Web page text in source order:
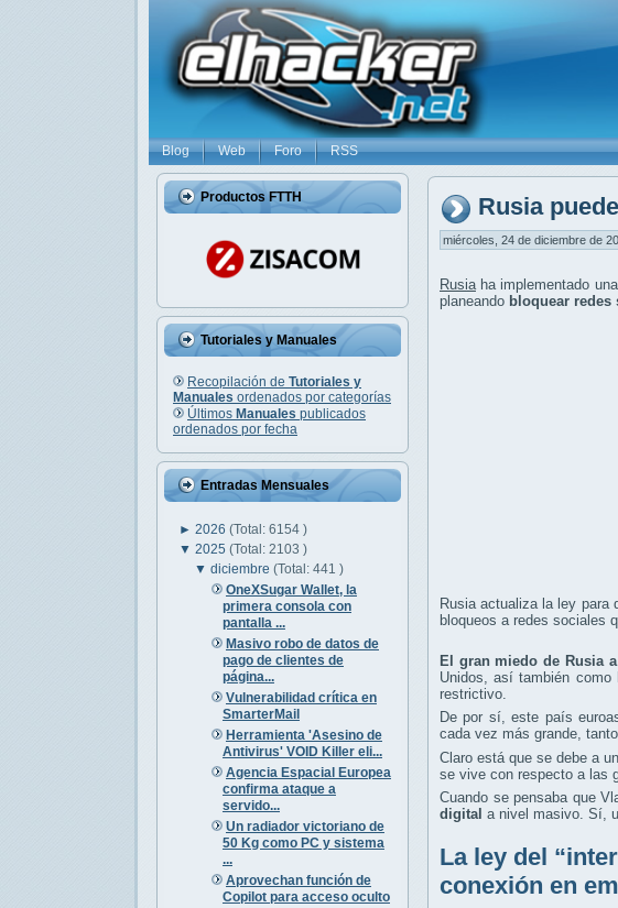
Blog Web Foro RSS
Productos FTTH
Tutoriales y Manuales
Recopilación de Tutoriales y
Manuales ordenados por categorías
Últimos Manuales publicados
ordenados por fecha
Entradas Mensuales
► 2026 (Total: 6154 )
▼ 2025 (Total: 2103 )
▼diciembre(Total: 441 )
OneXSugar Wallet, la
primera consola con
pantalla ...
Masivo robo de datos de
pago de clientes de
página...
Vulnerabilidad crítica en
SmarterMail
Herramienta 'Asesino de
Antivirus' VOID Killer eli...
Agencia Espacial Europea
confirma ataque a
servido...
Un radiador victoriano de
50 Kg como PC y sistema
...
Aprovechan función de
Copilot para acceso oculto
Rusia
miércoles, 24 de diciembre de
Rusia ha implementado
planeando bloquear redes
Rusia actualiza la ley para
bloqueos a redes sociales
El gran miedo de Rusia
Unidos, así también
restrictivo.
De por sí, este país
cada vez más grande,
Claro está que se debe a
se vive con respecto a las
Cuando se pensaba que
digital a nivel masivo. Sí,
La ley del
conexión en